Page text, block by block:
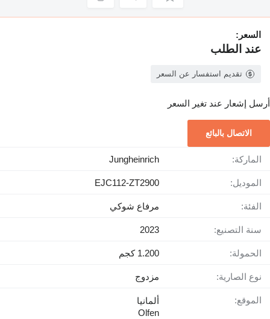
السعر:
عند الطلب
تقديم استفسار عن السعر
أرسل إشعار عند تغير السعر
الاتصال بالبائع
الماركة: Jungheinrich
الموديل: EJC112-ZT2900
الفئة: مرفاع شوكي
سنة التصنيع: 2023
الحمولة: 1.200 كجم
نوع الصارية: مزدوج
الموقع:
ألمانيا
Olfen